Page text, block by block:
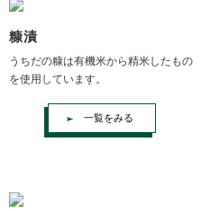
糠漬
うちだの糠は有機米から精米したもの
を使用しています。
一覧をみる